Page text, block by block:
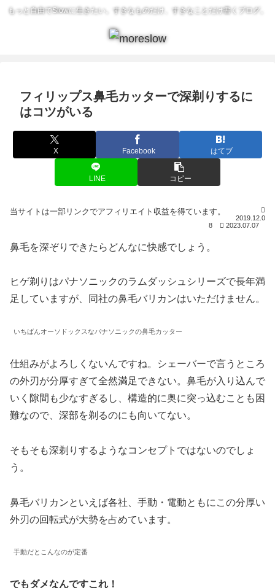
もっと自由でSlowに生きたい。すきなものだけ、すきなことだけ書くブログ。
フィリップス鼻毛カッターで深剃りするに
はコツがいる
X Facebook はてブ
LINE コピー
2019.12.0
8
2023.07.07
鼻毛を深ぞりできたらどんなに快感でしょう。
ヒゲ剃りはパナソニックのラムダッシュシリーズで長年満
足していますが、同社の鼻毛バリカンはいただけません。
いちばんオーソドックスなパナソニックの鼻毛カッター
仕組みがよろしくないんですね。シェーバーで言うところ
の外刃が分厚すぎて全然満足できない。鼻毛が入り込んで
いく隙間も少なすぎるし、構造的に奥に突っ込むことも困
難なので、深部を剃るのにも向いてない。
そもそも深剃りするようなコンセプトではないのでしょ
う。
鼻毛バリカンといえば各社、手動・電動ともにこの分厚い
外刃の回転式が大勢を占めています。
手動だとこんなのが定番
でもダメなんですこれ！